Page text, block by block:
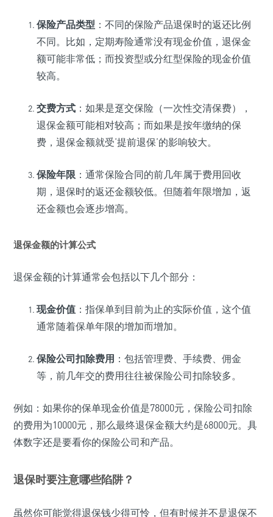
保险产品类型 ：不同的保险产品退保时的返还比例
不同。比如，定期寿险通常没有现金价值，退保金
额可能非常低；而投资型或分红型保险的现金价值
较高。
交费方式 ：如果是趸交保险（一次性交清保费），
退保金额可能相对较高；而如果是按年缴纳的保
费，退保金额就受‘提前退保’的影响较大。
保险年限 ：通常保险合同的前几年属于费用回收
期，退保时的返还金额较低。但随着年限增加，返
还金额也会逐步增高。
退保金额的计算公式
退保金额的计算通常会包括以下几个部分：
现金价值 ：指保单到目前为止的实际价值，这个值
通常随着保单年限的增加而增加。
保险公司扣除费用 ：包括管理费、手续费、佣金
等，前几年交的费用往往被保险公司扣除较多。
例如：如果你的保单现金价值是78000元，保险公司扣除
的费用为10000元，那么最终退保金额大约是68000元。具
体数字还是要看你的保险公司和产品。
退保时要注意哪些陷阱？
虽然你可能觉得退保钱少得可怜，但有时候并不是退保不